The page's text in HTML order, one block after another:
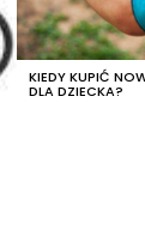
KIEDY KUPIĆ
DLA DZIECKA?